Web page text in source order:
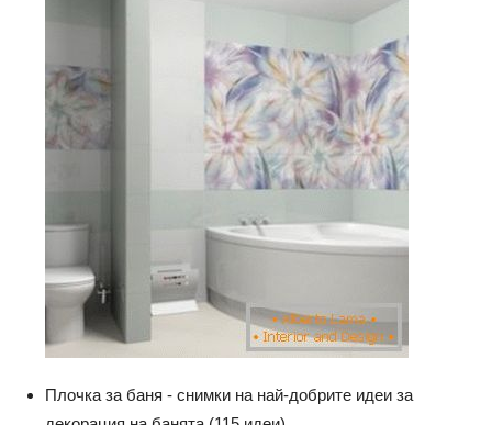
Плочка за баня - снимки на най-добрите идеи за